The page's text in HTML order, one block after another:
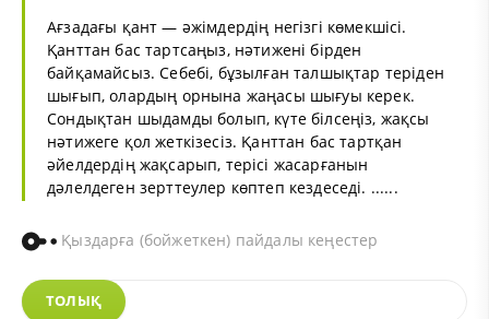
Ағзадағы қант — әжімдердің негізгі көмекшісі.
Қанттан бас тартсаңыз, нәтижені бірден
байқамайсыз. Себебі, бұзылған талшықтар теріден
шығып, олардың орнына жаңасы шығуы керек.
Сондықтан шыдамды болып, күте білсеңіз, жақсы
нәтижеге қол жеткізесіз. Қанттан бас тартқан
әйелдердің жақсарып, терісі жасарғанын
дәлелдеген зерттеулер көптеп кездеседі. ......
Қыздарға (бойжеткен) пайдалы кеңестер
ТОЛЫҚ